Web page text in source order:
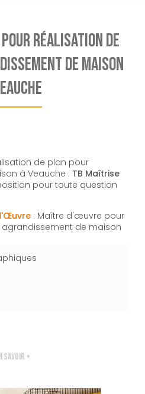
réalisation de
de maison
de plan pour
à Veauche : TB Maîtrise
pour toute question
: Maître d'œuvre pour
de maison
savoir +